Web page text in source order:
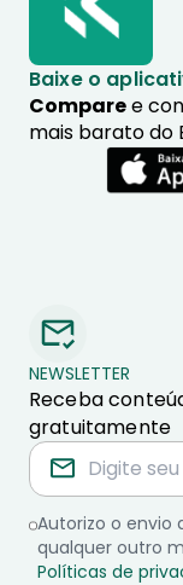
Baixe o
Comparee
mais barato do
NEWSLETTER
Receba
gratuitamente
Autorizo o
qualquer outro
Políticas de